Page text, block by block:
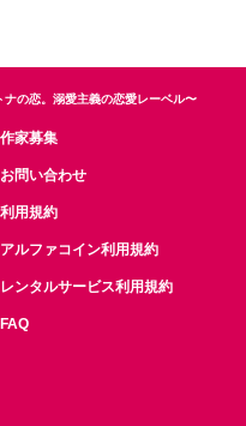
ナの恋。溺愛主義の恋愛レーベル〜
作家募集
お問い合わせ
利用規約
アルファコイン利用規約
レンタルサービス利用規約
FAQ